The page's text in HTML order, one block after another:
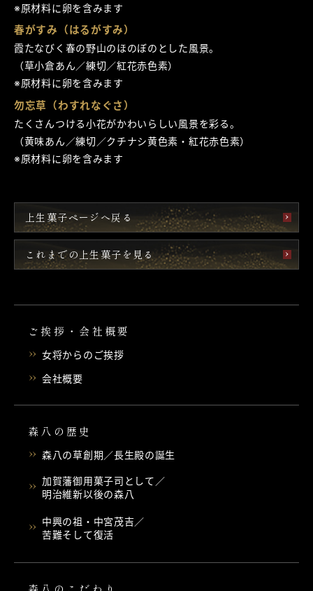
ご挨拶・会社概要
女将からのご挨拶
会社概要
森八の歴史
森八の草創期／長生殿の誕生
加賀藩御用菓子司として／
明治維新以後の森八
中興の祖・中宮茂吉／
苦難そして復活
※原材料に卵を含みます
春がすみ（はるがすみ）
霞たなびく春の野山のほのぼのとした風景。
（草小倉あん／練切／紅花赤色素）
※原材料に卵を含みます
勿忘草（わすれなぐさ）
たくさんつける小花がかわいらしい風景を彩る。
（黄味あん／練切／クチナシ黄色素・紅花赤色素）
※原材料に卵を含みます
上生菓子ページへ戻る
これまでの上生菓子を見る